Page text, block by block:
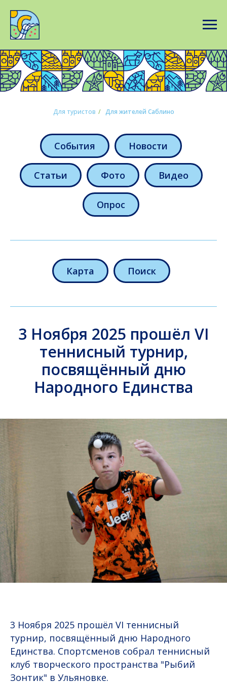
Для туристов / Для жителей Саблино
События Новости
Статьи Фото Видео
Опрос
Карта Поиск
3 Ноября 2025 прошёл VI
теннисный турнир,
посвящённый дню
Народного Единства
3 Ноября 2025 прошёл VI теннисный
турнир, посвящённый дню Народного
Единства. Спортсменов собрал теннисный
клуб творческого пространства "Рыбий
Зонтик" в Ульяновке.